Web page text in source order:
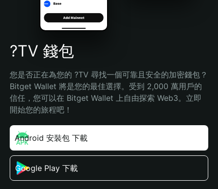
Português (Brasil)
Español (Argentina)
?TV 錢包
您是否正在為您的 ?TV 尋找一個可靠且安全的加密錢包？
Bitget Wallet 將是您的最佳選擇。受到 2,000 萬用戶的
信任，您可以在 Bitget Wallet 上自由探索 Web3。立即
開始您的旅程吧！
Android 安裝包 下載
Google Play 下載